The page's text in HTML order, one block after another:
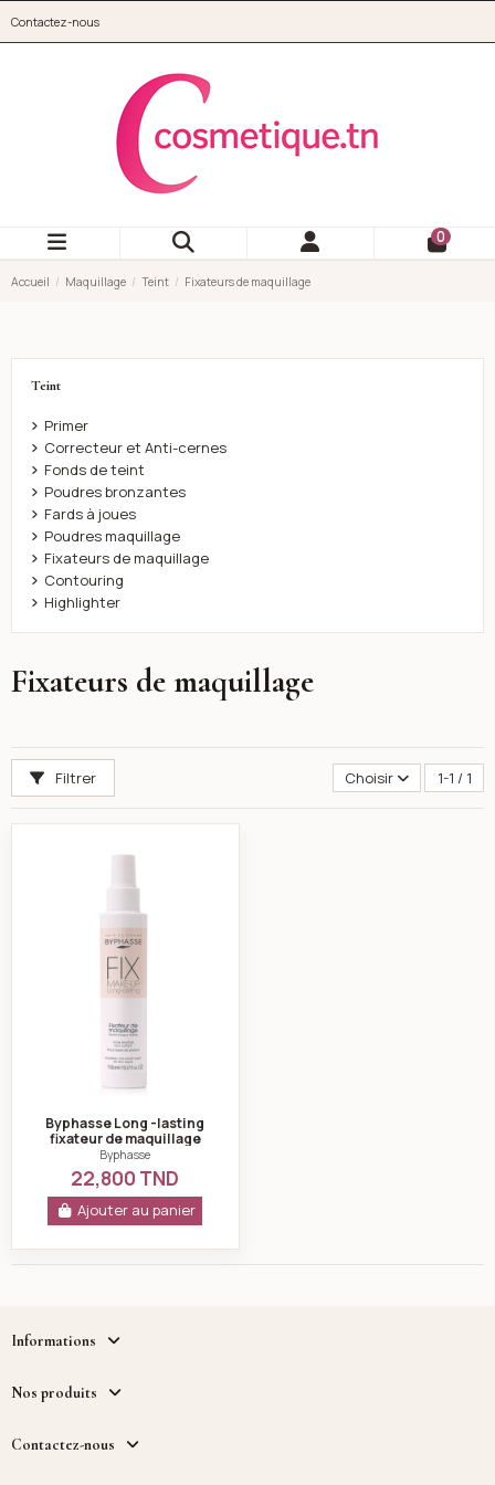
Contactez-nous
0
Accueil Maquillage Teint Fixateurs de maquillage
Fixateurs de maquillage
Filtrer Choisir 1-1 / 1
Byphasse Long -lasting
fixateur de maquillage
tous types de peaux 150ml
Byphasse
22,800 TND
Ajouter au panier
Teint
Primer
Correcteur et Anti-cernes
Fonds de teint
Poudres bronzantes
Fards à joues
Poudres maquillage
Fixateurs de maquillage
Contouring
Highlighter
Informations
Nos produits
Contactez-nous